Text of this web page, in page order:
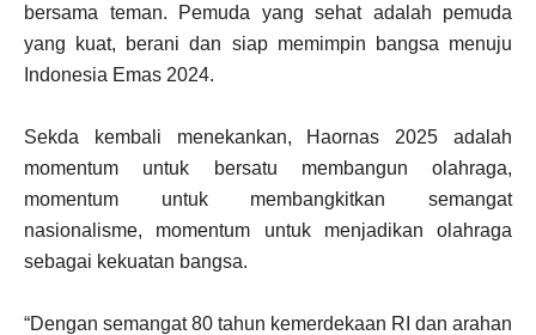
bersama teman. Pemuda yang sehat adalah pemuda
yang kuat, berani dan siap memimpin bangsa menuju
Indonesia Emas 2024.
Sekda kembali menekankan, Haornas 2025 adalah
momentum untuk bersatu membangun olahraga,
momentum untuk membangkitkan semangat
nasionalisme, momentum untuk menjadikan olahraga
sebagai kekuatan bangsa.
“Dengan semangat 80 tahun kemerdekaan RI dan arahan